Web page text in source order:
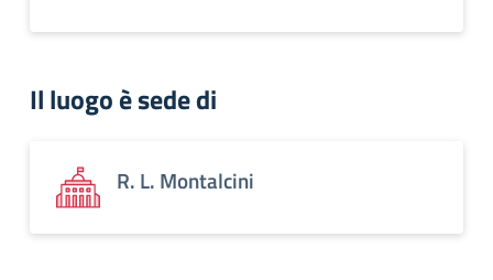
Il luogo è sede di
R. L. Montalcini